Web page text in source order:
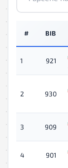
# BIB
1 921
2 930
3 909
4 901